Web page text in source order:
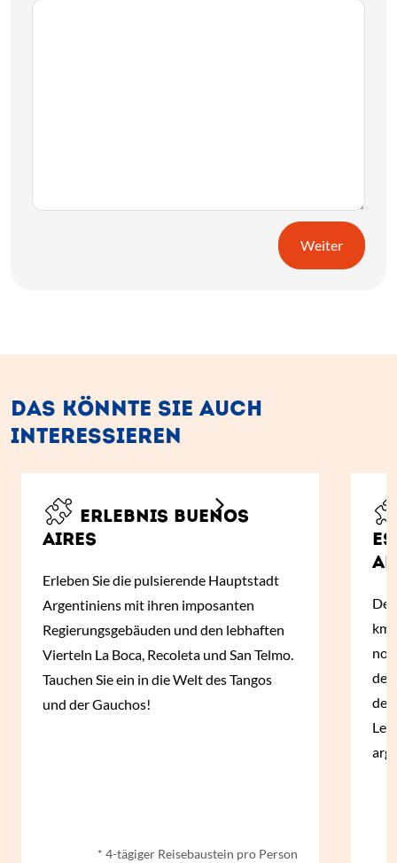
Weiter
DAS KÖNNTE SIE AUCH
INTERESSIEREN
ERLEBNIS BUENOS
AIRES
Erleben Sie die pulsierende Hauptstadt
Argentiniens mit ihren imposanten
Regierungsgebäuden und den lebhaften
Vierteln La Boca, Recoleta und San Telmo.
Tauchen Sie ein in die Welt des Tangos
und der Gauchos!
* 4-tägiger Reisebaustein pro Person
km
der
de